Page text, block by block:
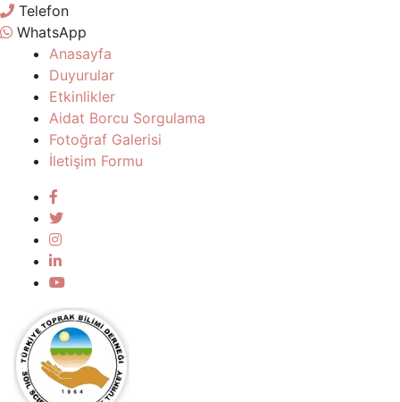
Telefon
WhatsApp
Anasayfa
Duyurular
Etkinlikler
Aidat Borcu Sorgulama
Fotoğraf Galerisi
İletişim Formu